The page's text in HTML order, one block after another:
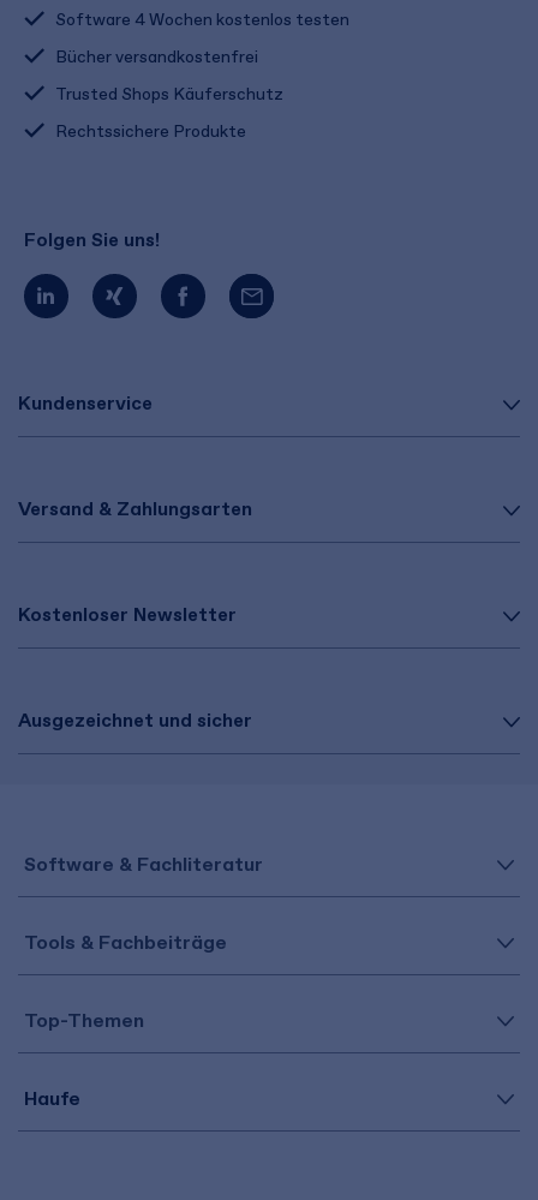
Kundenservice
Versand & Zahlungsarten
Kostenloser Newsletter
Ausgezeichnet und sicher
Software 4 Wochen kostenlos testen
Bücher versandkostenfrei
Trusted Shops Käuferschutz
Rechtssichere Produkte
Folgen Sie uns!
Software & Fachliteratur
Tools & Fachbeiträge
Top-Themen
Haufe